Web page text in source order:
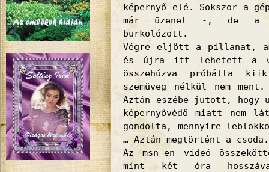
képernyő elé. Sokszor a
már üzenet -, de a
burkolózott.
Végre eljött a pillanat,
és újra itt lehetett a
összehúzva próbálta
szemüveg nélkül nem
Aztán eszébe jutott, hogy
képernyővédő miatt nem
gondolta, mennyire
… Aztán megtörtént a csoda.
Az msn-en videó
mint két óra